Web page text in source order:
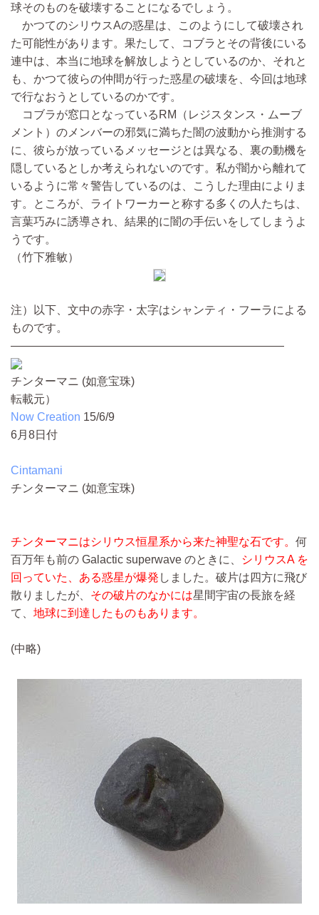
球そのものを破壊することになるでしょう。
かつてのシリウスAの惑星は、このようにして破壊され
た可能性があります。果たして、コブラとその背後にいる
連中は、本当に地球を解放しようとしているのか、それと
も、かつて彼らの仲間が行った惑星の破壊を、今回は地球
で行なおうとしているのかです。
コブラが窓口となっているRM（レジスタンス・ムーブ
メント）のメンバーの邪気に満ちた闇の波動から推測する
に、彼らが放っているメッセージとは異なる、裏の動機を
隠しているとしか考えられないのです。私が闇から離れて
いるように常々警告しているのは、こうした理由によりま
す。ところが、ライトワーカーと称する多くの人たちは、
言葉巧みに誘導され、結果的に闇の手伝いをしてしまうよ
うです。
（竹下雅敏）
注）以下、文中の赤字・太字はシャンティ・フーラによる
ものです。
————————————————————————
チンターマニ (如意宝珠)
転載元）
Now Creation 15/6/9
6月8日付
Cintamani
チンターマニ (如意宝珠)
チンターマニはシリウス恒星系から来た神聖な石です。 何
百万年も前の Galactic superwave のときに、
シリウスA を
回っていた、ある惑星が爆発 しました。破片は四方に飛び
散りましたが、 その破片のなかには星間宇宙の長旅を経
て、 地球に到達したものもあります。
(中略)